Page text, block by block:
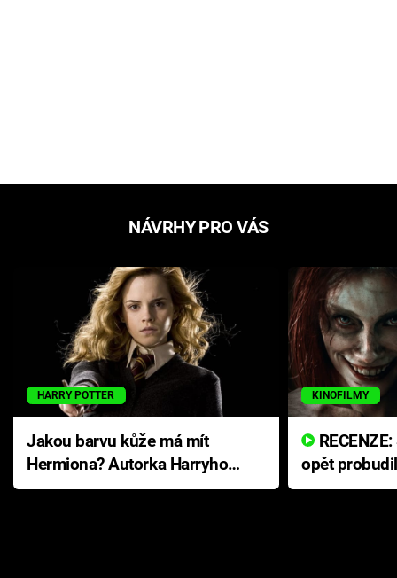
NÁVRHY PRO VÁS
HARRY POTTER
Jakou barvu kůže má mít
Hermiona? Autorka Harryho
Pottera přišla s ráznou
KINOFILMY
opět
přichází s